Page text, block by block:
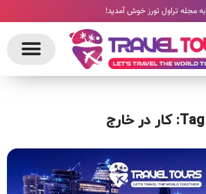
به مجله تراول تورز خوش آمدید!
Tag: کار در خارج